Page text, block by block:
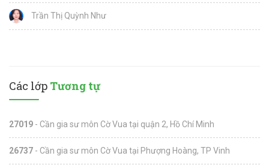
Trần Thị Quỳnh Như
Các lớp Tương tự
27019 - Cần gia sư môn Cờ Vua tại quận 2, Hồ Chí Minh
26737 - Cần gia sư môn Cờ Vua tại Phượng Hoàng, TP Vinh